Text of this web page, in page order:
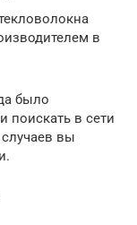
в
было
поискать в сети
вы